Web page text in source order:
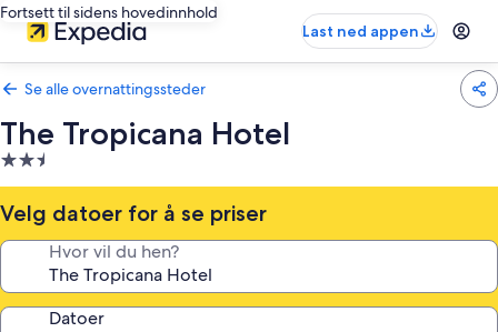
Fortsett til sidens hovedinnhold
Last ned appen
Se alle overnattingssteder
The Tropicana Hotel
Overnattingssted
med
2.5
stjerner
Velg datoer for å se priser
Hvor vil du hen?
Datoer